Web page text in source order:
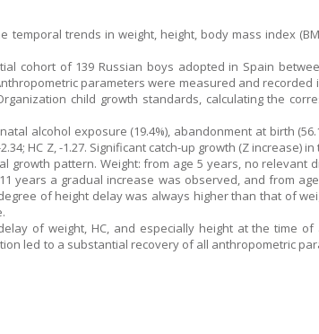
trends in weight, height, body mass index
cohort of 139 Russian boys adopted in Spain
parameters were measured and recorded
child growth standards, calculating the
alcohol exposure (19.4%), abandonment at birth
HC Z, -1.27. Significant catch-up growth (Z increase)
growth pattern. Weight: from age 5 years, no
years a gradual increase was observed, and from
of height delay was always higher than that of
of weight, HC, and especially height at the time
led to a substantial recovery of all anthropometric